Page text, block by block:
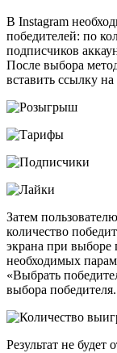
В Instagram
победителей: по
подписчиков
После выбора
вставить ссылку
Затем
количество
экрана при выборе
необходимых
«Выбрать
выбора победителя.
Результат не будет